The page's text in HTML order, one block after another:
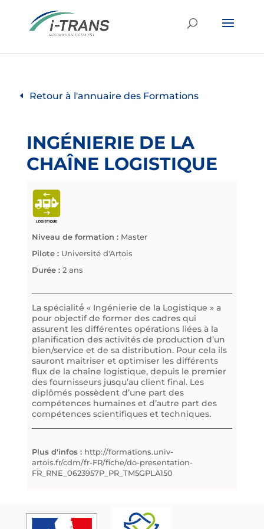
Retour à l'annuaire des Formations
INGÉNIERIE DE LA
CHAÎNE LOGISTIQUE
Niveau de formation : Master
Pilote : Université d'Artois
Durée : 2 ans
La spécialité́ « Ingénierie de la Logistique » a
pour objectif de former des cadres qui
assurent les différentes opérations liées à la
planification des activités de production d’un
bien/service et de sa distribution. Pour cela ils
sauront maitriser et optimiser les différents
flux de la chaîne logistique, depuis le premier
des fournisseurs jusqu’au client final. Les
diplômés possèdent d’une part des
compétences humaines et d’autre part des
compétences scientifiques et techniques.
Plus d'infos : http://formations.univ-
artois.fr/cdm/fr-FR/fiche/do-presentation-
FR_RNE_0623957P_PR_TM5GPLA150